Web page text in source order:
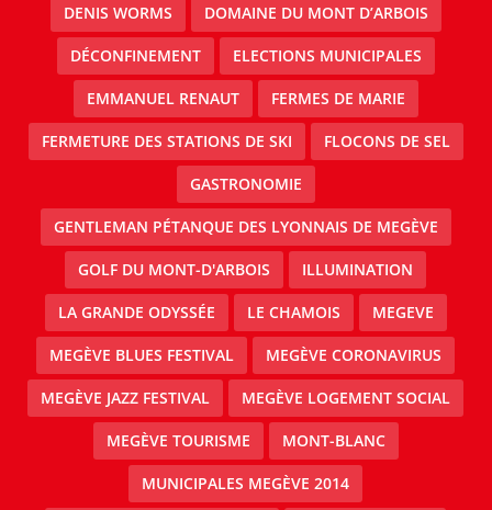
DENIS WORMS DOMAINE DU MONT D’ARBOIS
DÉCONFINEMENT ELECTIONS MUNICIPALES
EMMANUEL RENAUT FERMES DE MARIE
FERMETURE DES STATIONS DE SKI FLOCONS DE SEL
GASTRONOMIE
GENTLEMAN PÉTANQUE DES LYONNAIS DE MEGÈVE
GOLF DU MONT-D'ARBOIS ILLUMINATION
LA GRANDE ODYSSÉE LE CHAMOIS MEGEVE
MEGÈVE BLUES FESTIVAL MEGÈVE CORONAVIRUS
MEGÈVE JAZZ FESTIVAL MEGÈVE LOGEMENT SOCIAL
MEGÈVE TOURISME MONT-BLANC
MUNICIPALES MEGÈVE 2014